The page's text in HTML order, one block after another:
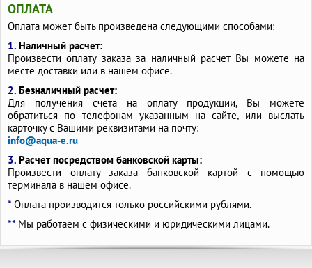
ОПЛАТА
Оплата может быть произведена следующими способами:
1. Наличный расчет:
Произвести оплату заказа за наличный расчет Вы можете на
месте доставки или в нашем офисе.
2. Безналичный расчет:
Для получения счета на оплату продукции, Вы можете
обратиться по телефонам указанным на сайте, или выслать
карточку с Вашими реквизитами на почту:
info@aqua-e.ru
3. Расчет посредством банковской карты:
Произвести оплату заказа банковской картой с помощью
терминала в нашем офисе.
* Оплата производится только российскими рублями.
** Мы работаем с физическими и юридическими лицами.